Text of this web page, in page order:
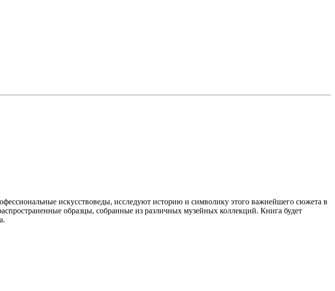
искусствоведы, исследуют историю и символику этого важнейшего сюжета в
образцы, собранные из различных музейных коллекций. Книга будет